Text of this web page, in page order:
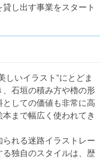
し出す事業をスタート
しいイラスト”にとどま
石垣の積み方や櫓の形
しての価値も非常に高
まで幅広く使われてき
れる迷路イラストレー
独自のスタイルは、歴